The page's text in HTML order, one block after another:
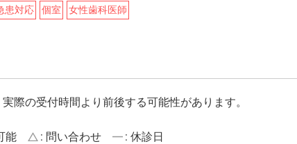
患対応 個室 女性歯科医師
際の受付時間より前後する可能性があります。
能 : 問い合わせ : 休診日